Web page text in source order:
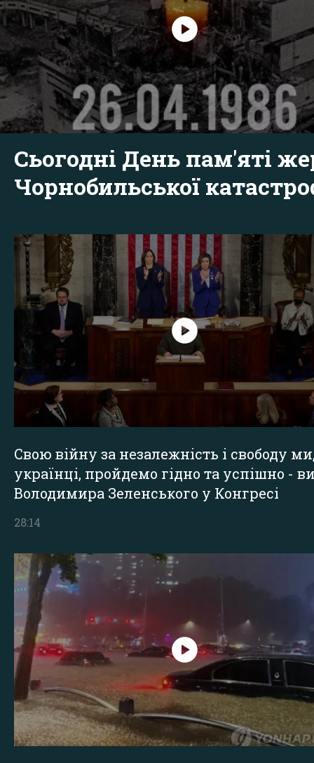
Сьогодні День пам'яті
Чорнобильської
Свою війну за незалежність і свободу
українці, пройдемо гідно та успішно -
Володимира Зеленського у Конгресі
28:14